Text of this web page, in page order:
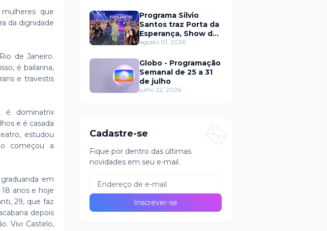
que
da dignidade
de Janeiro.
é bailarina,
e travestis
é dominatrix
e é casada
estudou
começou a
em
anos e hoje
29, que faz
depois
Vivi Castelo,
Programa Silvio
Santos traz Porta da
Esperança, Show de
Calouros e Qual é a
domingo (2)
agosto 01, 2026
Globo - Programação
Semanal de 25 a 31
de julho
julho 22, 2026
Cadastre-se
Fique por dentro das últimas
novidades em seu e-mail.